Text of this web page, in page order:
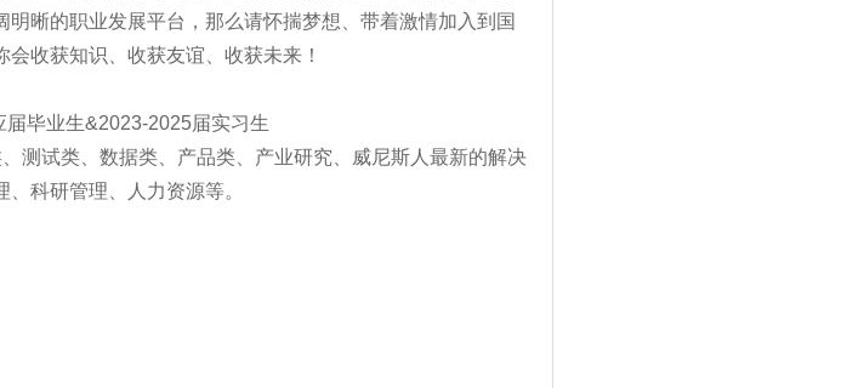
晰的职业发展平台，那么请怀揣梦想、带着激情加入到国
收获知识、收获友谊、收获未来！
毕业生&2023-2025届实习生
测试类、数据类、产品类、产业研究、威尼斯人最新的解决
、科研管理、人力资源等。